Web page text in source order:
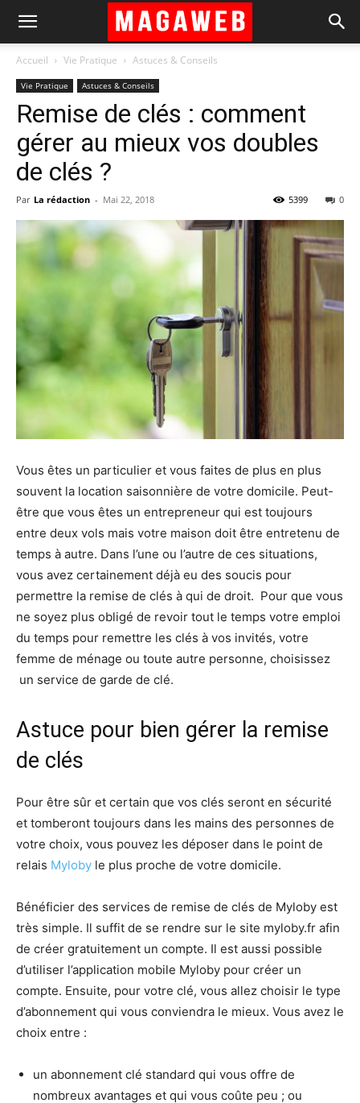
Accueil Vie Pratique Astuces & Conseils
Vie Pratique Astuces & Conseils
Remise de clés : comment
gérer au mieux vos doubles
de clés ?
Par La rédaction - Mai 22, 2018 0
5399
Vous êtes un particulier et vous faites de plus en plus
souvent la location saisonnière de votre domicile. Peut-
être que vous êtes un entrepreneur qui est toujours
entre deux vols mais votre maison doit être entretenu de
temps à autre. Dans l’une ou l’autre de ces situations,
vous avez certainement déjà eu des soucis pour
permettre la remise de clés à qui de droit. Pour que vous
ne soyez plus obligé de revoir tout le temps votre emploi
du temps pour remettre les clés à vos invités, votre
femme de ménage ou toute autre personne, choisissez
un service de garde de clé.
Astuce pour bien gérer la remise
de clés
Pour être sûr et certain que vos clés seront en sécurité
et tomberont toujours dans les mains des personnes de
votre choix, vous pouvez les déposer dans le point de
relais Myloby le plus proche de votre domicile.
Bénéficier des services de remise de clés de Myloby est
très simple. Il suffit de se rendre sur le site myloby.fr afin
de créer gratuitement un compte. Il est aussi possible
d’utiliser l’application mobile Myloby pour créer un
compte. Ensuite, pour votre clé, vous allez choisir le type
d’abonnement qui vous conviendra le mieux. Vous avez le
choix entre :
un abonnement clé standard qui vous offre de
nombreux avantages et qui vous coûte peu ; ou